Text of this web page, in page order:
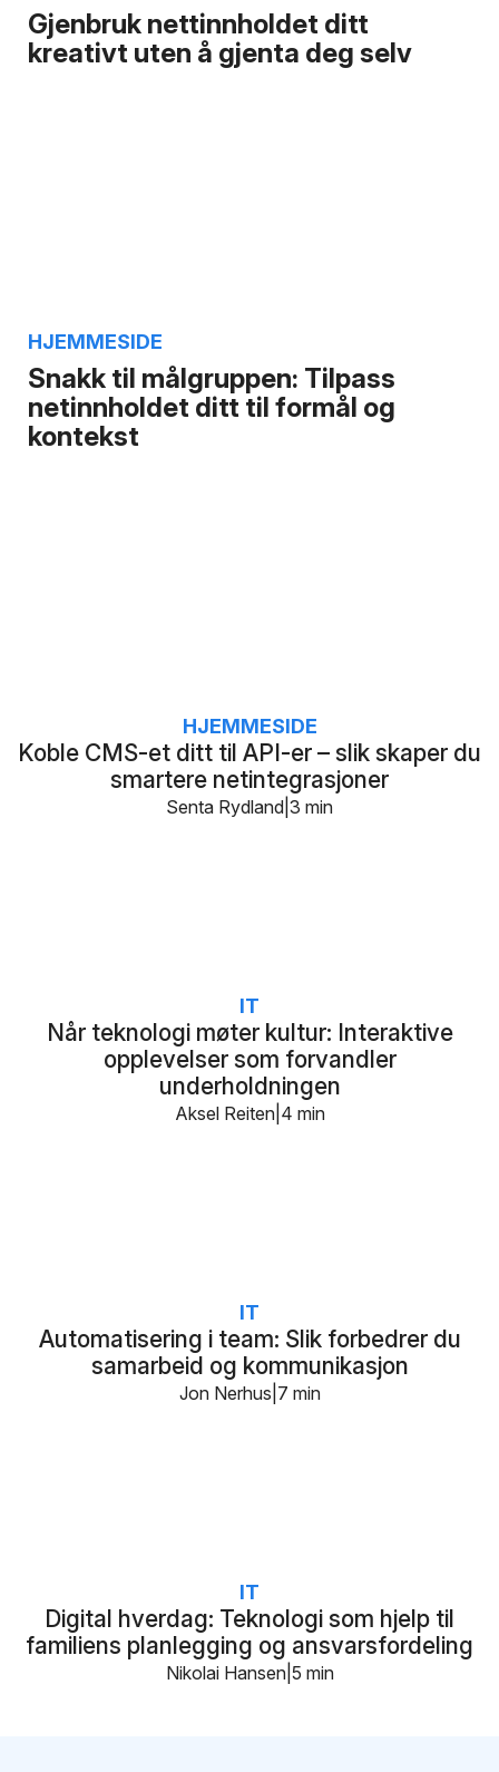
Gjenbruk nettinnholdet ditt
kreativt uten å gjenta deg selv
Snakk til målgruppen: Tilpass
netinnholdet ditt til formål og
kontekst
HJEMMESIDE
Koble CMS-et ditt til API-er – slik skaper du
smartere netintegrasjoner
HJEMMESIDE
3 min
Senta Rydland
Når teknologi møter kultur: Interaktive
opplevelser som forvandler
underholdningen
IT
4 min
Aksel Reiten
Automatisering i team: Slik forbedrer du
samarbeid og kommunikasjon
IT
7 min
Jon Nerhus
Digital hverdag: Teknologi som hjelp til
familiens planlegging og ansvarsfordeling
IT
5 min
Nikolai Hansen